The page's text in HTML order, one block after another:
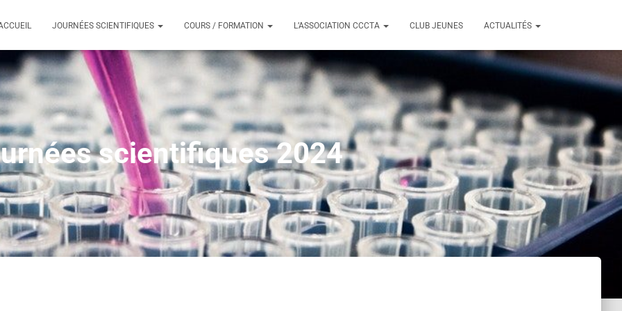
JOURNÉES SCIENTIFIQUES COURS / FORMATION L’ASSOCIATION CCCTA CLUB JEUNES ACTUALITÉS
scientifiques 2024